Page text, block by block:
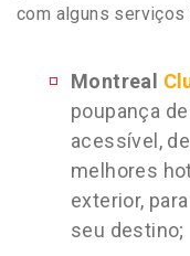
com alguns
Montreal
poupança
acessível,
melhores
exterior,
seu destino;